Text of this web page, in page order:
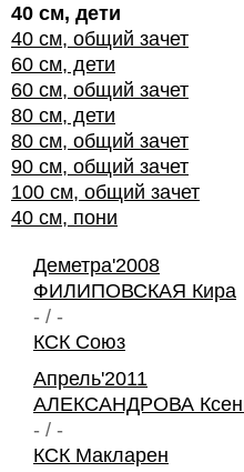
40 см, дети
40 см, общий зачет
60 см, дети
60 см, общий зачет
80 см, дети
80 см, общий зачет
90 см, общий зачет
100 см, общий зачет
40 см, пони
Деметра'2008
ФИЛИПОВСКАЯ Кира
- / -
КСК Союз
Апрель'2011
АЛЕКСАНДРОВА
- / -
КСК Макларен